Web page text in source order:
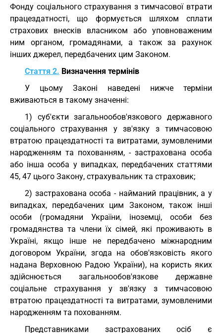
Фонду соціального страхування з тимчасової втрати
працездатності, що формується шляхом сплати
страхових внесків власником або уповноваженим
ним органом, громадянами, а також за рахунок
інших джерел, передбачених цим Законом.
Стаття 2. Визначення термінів
У цьому Законі наведені нижче терміни
вживаються в такому значенні:
1) суб'єкти загальнообов'язкового державного
соціального страхування у зв'язку з тимчасовою
втратою працездатності та витратами, зумовленими
народженням та похованням, - застрахована особа
або інша особа у випадках, передбачених статтями
45, 47 цього Закону, страхувальник та страховик;
2) застрахована особа - найманий працівник, а у
випадках, передбачених цим Законом, також інші
особи (громадяни України, іноземці, особи без
громадянства та члени їх сімей, які проживають в
Україні, якщо інше не передбачено міжнародним
договором України, згода на обов'язковість якого
надана Верховною Радою України), на користь яких
здійснюється загальнообов'язкове державне
соціальне страхування у зв'язку з тимчасовою
втратою працездатності та витратами, зумовленими
народженням та похованням.
Представниками застрахованих осіб є